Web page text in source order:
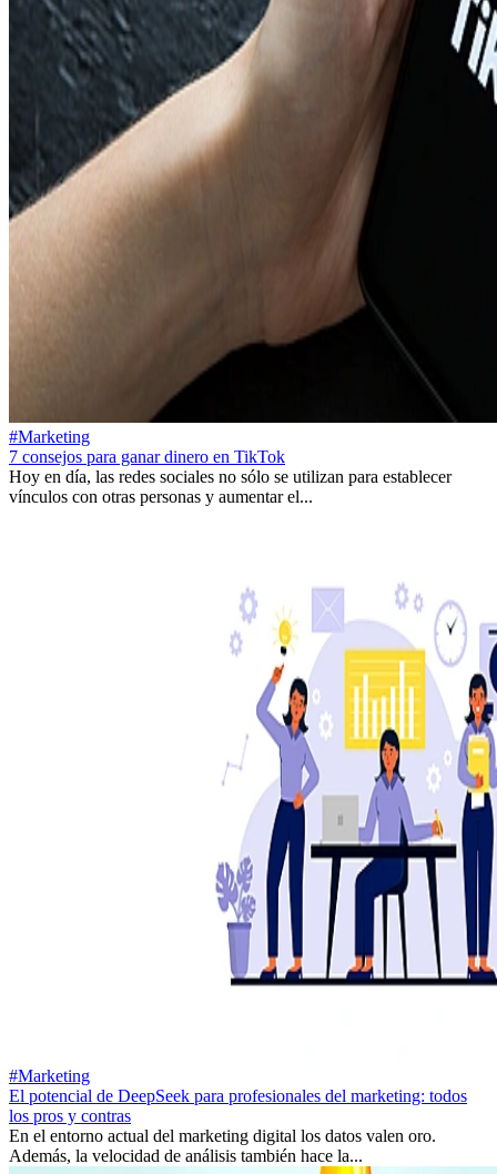
#Marketing
7 consejos para ganar dinero en TikTok
Hoy en día, las redes sociales no sólo se utilizan para establecer
vínculos con otras personas y aumentar el...
#Marketing
El potencial de DeepSeek para profesionales del marketing: todos
los pros y contras
En el entorno actual del marketing digital los datos valen oro.
Además, la velocidad de análisis también hace la...